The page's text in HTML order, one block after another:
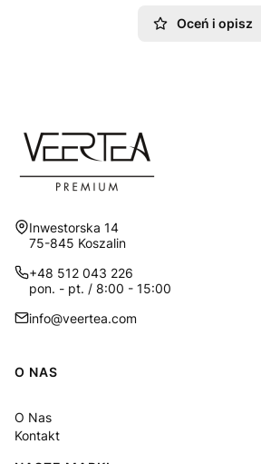
Oceń i opisz
Adres:
Inwestorska 14
75-845 Koszalin
+48 512 043 226
pon. - pt. / 8:00 - 15:00
info@veertea.com
Linki w stopce
O NAS
O Nas
Kontakt